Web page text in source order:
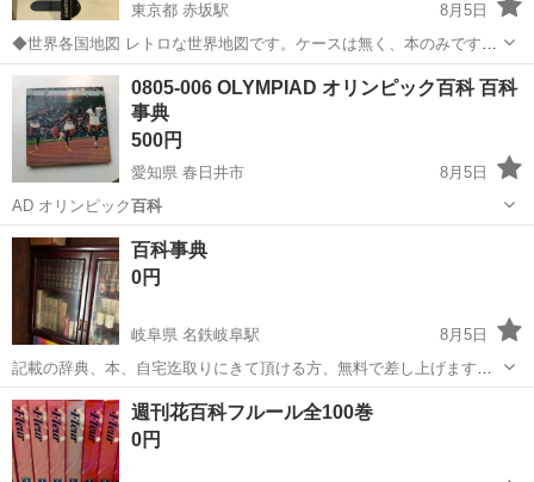
東京都 赤坂駅
8月5日
◆世界各国地図 レトロな世界地図です。ケースは無く、本のみです。
古書なので表紙にヤケや汚れがありますが、表紙以外の状態は良いで
す。 写真をご確認ください。
東京 港区
0805-006 OLYMPIAD オリンピック百科 百科
事典
500円
愛知県 春日井市
8月5日
AD オリンピック百科
愛知 春日井市 その他
百科事典
0円
岐阜県 名鉄岐阜駅
8月5日
記載の辞典、本、自宅迄取りにきて頂ける方、無料で差し上げます。
内容は無料ですので画像で判断して下さい。
岐阜 岐阜市 名鉄岐阜駅 語学、辞書
週刊花百科フルール全100巻
0円